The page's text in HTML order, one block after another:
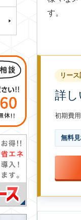
す。
リー
詳
初期費
無料